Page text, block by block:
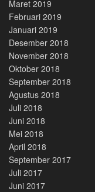
Maret 2019
Februari 2019
Januari 2019
Desember 2018
November 2018
Oktober 2018
September 2018
Agustus 2018
Juli 2018
Juni 2018
Mei 2018
April 2018
September 2017
Juli 2017
Juni 2017